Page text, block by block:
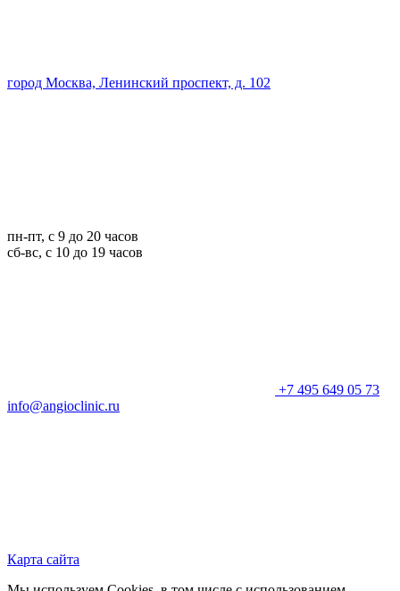
город Москва, Ленинский проспект, д. 102
пн-пт, с 9 до 20 часов
сб-вс, с 10 до 19 часов
+7 495 649 05 73
info@angioclinic.ru
Карта сайта